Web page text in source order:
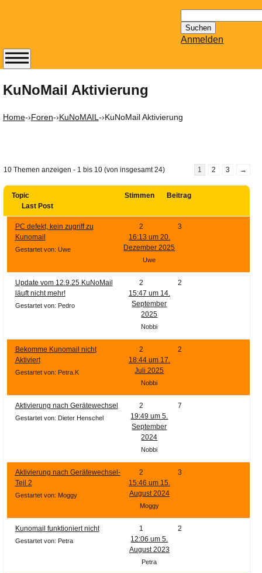
nach:
Anmelden
KuNoMail Aktivierung
Home-›Foren-›KuNoMAIL -›KuNoMail Aktivierung
10 Themen anzeigen - 1 bis 10 (von insgesamt 24) 1 2 3 →
Topic Stimmen
Beitrag
Last Post
PC defekt, kein zugriff zu
Kunomail
Gestartet von: Uwe
2
3
16:13 um 20.
Dezember 2025
Uwe
Update vom 12.9.25 KuNoMail
läuft nicht mehr!
Gestartet von: Pedro
2
2
15:47 um 14.
September
2025
Nobbi
Bekomme Kunomail nicht
Aktiviert
Gestartet von: Petra.K
2
2
18:44 um 17.
Juli 2025
Nobbi
Aktivierung nach Gerätewechsel
Gestartet von: Dieter Henschel
2
7
19:49 um 5.
September
2024
Nobbi
Aktivierung nach Gerätewechsel-
Teil 2
Gestartet von: Moggy
2
3
15:46 um 15.
August 2024
Moggy
Kunomail funktioniert nicht
Gestartet von: Petra
1
2
12:06 um 5.
August 2023
Petra
Abonnieren Sie den
14-tägig
Newsletter von
Tipps zu Thema
bereithält!
Wie z.B. Outlook,
GMail, Thunderbird
oder auch
KuNoMail, usw.
Adresse:
E-Mail
E-Mail bestätigen